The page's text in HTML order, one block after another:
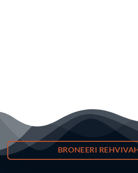
BRONEERI